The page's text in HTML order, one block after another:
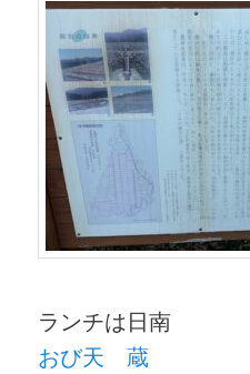
ランチは日南
おび天 蔵